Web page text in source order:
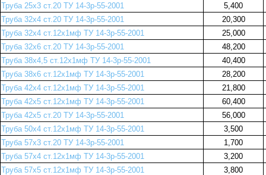
Труба 25х3 ст.20 ТУ 14-3р-55-2001
5,400
Труба 32х4 ст.20 ТУ 14-3р-55-2001
20,300
Труба 32х4 ст.12х1мф ТУ 14-3р-55-2001
25,000
Труба 32х6 ст.20 ТУ 14-3р-55-2001
48,200
Труба 38х4,5 ст.12х1мф ТУ 14-3р-55-2001
40,400
Труба 38х6 ст.12х1мф ТУ 14-3р-55-2001
28,200
Труба 42х4 ст.12х1мф ТУ 14-3р-55-2001
21,800
Труба 42х5 ст.12х1мф ТУ 14-3р-55-2001
60,400
Труба 42х5 ст.20 ТУ 14-3р-55-2001
56,000
Труба 50х4 ст.12х1мф ТУ 14-3р-55-2001
3,500
Труба 57х3 ст.20 ТУ 14-3р-55-2001
1,700
Труба 57х4 ст.12х1мф ТУ 14-3р-55-2001
3,200
Труба 57х5 ст.12х1мф ТУ 14-3р-55-2001
3,800